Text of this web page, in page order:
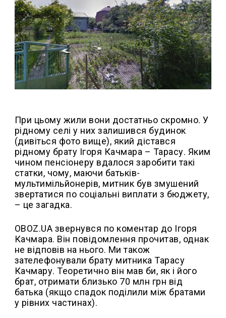
При цьому жили вони достатньо скромно. У
рідному селі у них залишився будинок
(дивіться фото вище), який дістався
рідному брату Ігоря Качмара – Тарасу. Яким
чином пенсіонеру вдалося заробити такі
статки, чому, маючи батьків-
мультимільйонерів, митник був змушений
звертатися по соціальні виплати з бюджету,
– це загадка.
OBOZ.UA звернувся по коментар до Ігоря
Качмара. Він повідомлення прочитав, однак
не відповів на нього. Ми також
зателефонували брату митника Тарасу
Качмару. Теоретично він мав би, як і його
брат, отримати близько 70 млн грн від
батька (якщо спадок поділили між братами
у рівних частинах).